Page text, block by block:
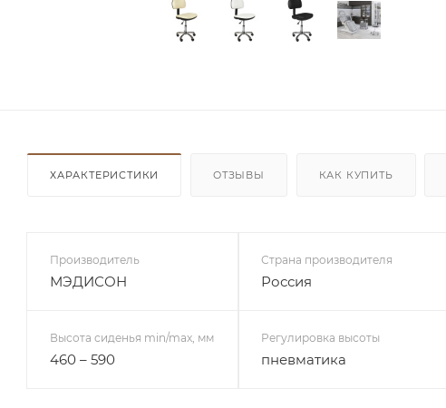
ХАРАКТЕРИСТИКИ ОТЗЫВЫ КАК КУПИТЬ
Производитель
МЭДИСОН
Страна производителя
Россия
Высота сиденья min/max, мм
460 – 590
Регулировка высоты
пневматика